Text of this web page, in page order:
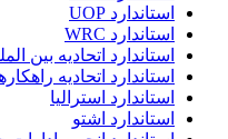
استاندارد UOP
استاندارد WRC
استاندارد اتحاديه بين
استاندارد اتحادیه
استاندارد استرالیا
استاندارد اشتو